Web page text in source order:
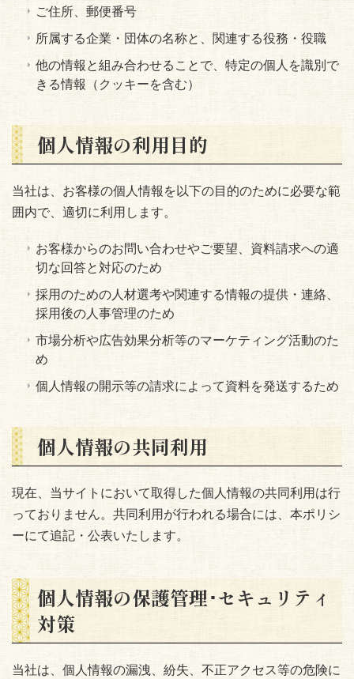
ご住所、郵便番号
所属する企業・団体の名称と、関連する役務・役職
他の情報と組み合わせることで、特定の個人を識別で
きる情報（クッキーを含む）
個人情報の利用目的
当社は、お客様の個人情報を以下の目的のために必要な範
囲内で、適切に利用します。
お客様からのお問い合わせやご要望、資料請求への適
切な回答と対応のため
採用のための人材選考や関連する情報の提供・連絡、
採用後の人事管理のため
市場分析や広告効果分析等のマーケティング活動のた
め
個人情報の開示等の請求によって資料を発送するため
個人情報の共同利用
現在、当サイトにおいて取得した個人情報の共同利用は行
っておりません。共同利用が行われる場合には、本ポリシ
ーにて追記・公表いたします。
個人情報の保護管理･セキュリティ
対策
当社は、個人情報の漏洩、紛失、不正アクセス等の危険に